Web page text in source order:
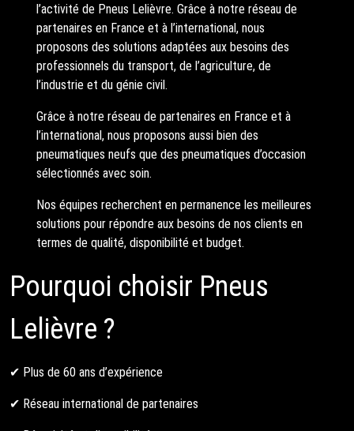
l’activité de Pneus Lelièvre. Grâce à notre réseau de
partenaires en France et à l’international, nous
proposons des solutions adaptées aux besoins des
professionnels du transport, de l’agriculture, de
l’industrie et du génie civil.
Grâce à notre réseau de partenaires en France et à
l’international, nous proposons aussi bien des
pneumatiques neufs que des pneumatiques d’occasion
sélectionnés avec soin.
Nos équipes recherchent en permanence les meilleures
solutions pour répondre aux besoins de nos clients en
termes de qualité, disponibilité et budget.
Pourquoi choisir Pneus
Lelièvre ?
✔ Plus de 60 ans d’expérience
✔ Réseau international de partenaires